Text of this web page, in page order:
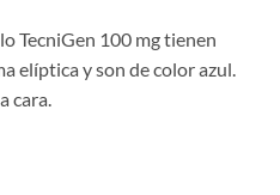
TecniGen 100 mg tienen
elíptica y son de color azul.
cara.